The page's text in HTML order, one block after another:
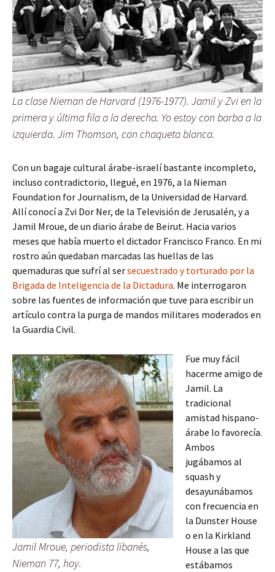
La clase Nieman de Harvard (1976-1977). Jamil y Zvi en la
primera y última fila a la derecha. Yo estoy con barba a la
izquierda. Jim Thomson, con chaqueta blanca.
Con un bagaje cultural árabe-israelí bastante incompleto,
incluso contradictorio, llegué, en 1976, a la Nieman
Foundation for Journalism, de la Universidad de Harvard.
Allí conocí a Zvi Dor Ner, de la Televisión de Jerusalén, y a
Jamil Mroue, de un diario árabe de Beirut. Hacia varios
meses que había muerto el dictador Francisco Franco. En mi
rostro aún quedaban marcadas las huellas de las
quemaduras que sufrí al sersecuestrado y torturado por la
Brigada de Inteligencia de la Dictadura. Me interrogaron
sobre las fuentes de información que tuve para escribir un
artículo contra la purga de mandos militares moderados en
la Guardia Civil.
Jamil Mroue, periodista libanés,
Nieman 77, hoy.
Fue muy fácil
hacerme amigo de
Jamil. La
tradicional
amistad hispano-
árabe lo favorecía.
Ambos
jugábamos al
squash y
desayunábamos
con frecuencia en
la Dunster House
o en la Kirkland
House a las que
estábamos